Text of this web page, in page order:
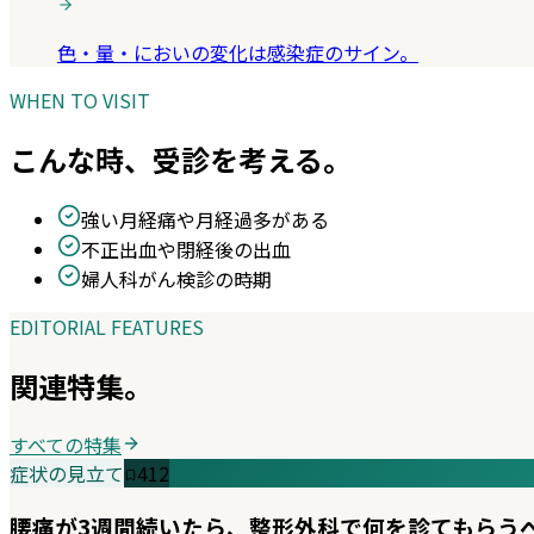
色・量・においの変化は感染症のサイン。
WHEN TO VISIT
こんな時、受診を考える。
強い月経痛や月経過多がある
不正出血や閉経後の出血
婦人科がん検診の時期
EDITORIAL FEATURES
関連特集。
すべての特集
症状の見立て 412
腰痛が3週間続いたら、整形外科で何を診てもらう